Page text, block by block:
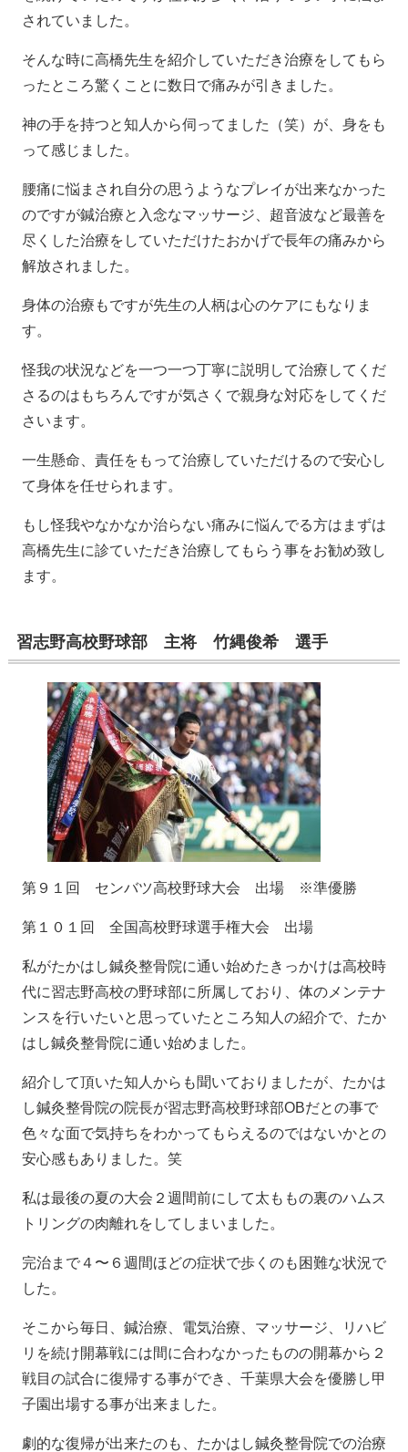
されていました。
そんな時に高橋先生を紹介していただき治療をしてもら
ったところ驚くことに数日で痛みが引きました。
神の手を持つと知人から伺ってました（笑）が、身をも
って感じました。
腰痛に悩まされ自分の思うようなプレイが出来なかった
のですが鍼治療と入念なマッサージ、超音波など最善を
尽くした治療をしていただけたおかげで長年の痛みから
解放されました。
身体の治療もですが先生の人柄は心のケアにもなりま
す。
怪我の状況などを一つ一つ丁寧に説明して治療してくだ
さるのはもちろんですが気さくで親身な対応をしてくだ
さいます。
一生懸命、責任をもって治療していただけるので安心し
て身体を任せられます。
もし怪我やなかなか治らない痛みに悩んでる方はまずは
高橋先生に診ていただき治療してもらう事をお勧め致し
ます。
習志野高校野球部 主将 竹縄俊希 選手
第９１回 センバツ高校野球大会 出場 ※準優勝
第１０１回 全国高校野球選手権大会 出場
私がたかはし鍼灸整骨院に通い始めたきっかけは高校時
代に習志野高校の野球部に所属しており、体のメンテナ
ンスを行いたいと思っていたところ知人の紹介で、たか
はし鍼灸整骨院に通い始めました。
紹介して頂いた知人からも聞いておりましたが、たかは
し鍼灸整骨院の院長が習志野高校野球部OBだとの事で
色々な面で気持ちをわかってもらえるのではないかとの
安心感もありました。笑
私は最後の夏の大会２週間前にして太ももの裏のハムス
トリングの肉離れをしてしまいました。
完治まで４〜６週間ほどの症状で歩くのも困難な状況で
した。
そこから毎日、鍼治療、電気治療、マッサージ、リハビ
リを続け開幕戦には間に合わなかったものの開幕から２
戦目の試合に復帰する事ができ、千葉県大会を優勝し甲
子園出場する事が出来ました。
劇的な復帰が出来たのも、たかはし鍼灸整骨院での治療